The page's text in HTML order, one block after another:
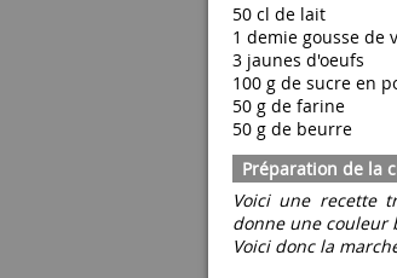
50 cl de lait
1 demie gousse de
3 jaunes d'oeufs
100 g de sucre en
50 g de farine
50 g de beurre
Préparation de la
Voici une recette
donne une couleur
Voici donc la